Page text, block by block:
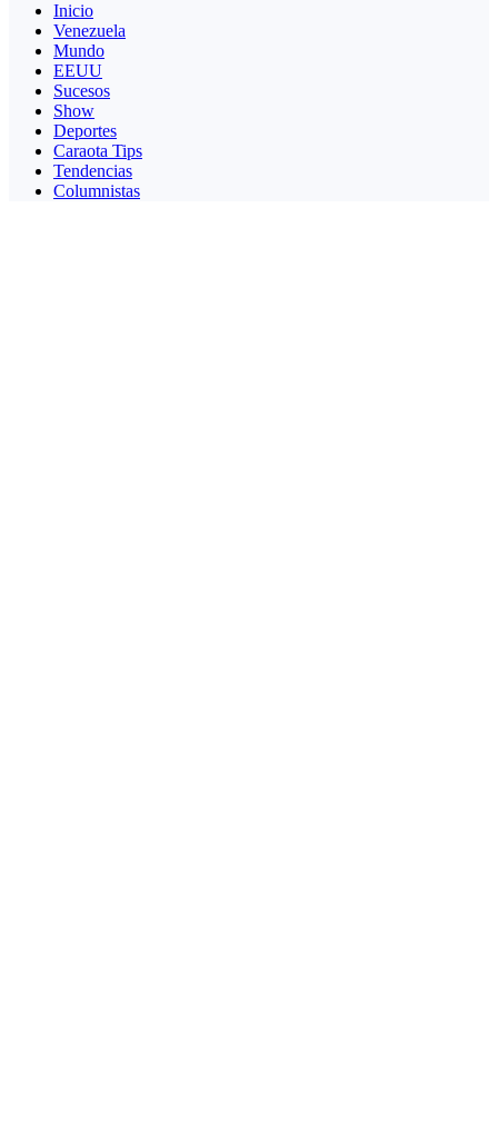
Inicio
Venezuela
Mundo
EEUU
Sucesos
Show
Deportes
Caraota Tips
Tendencias
Columnistas